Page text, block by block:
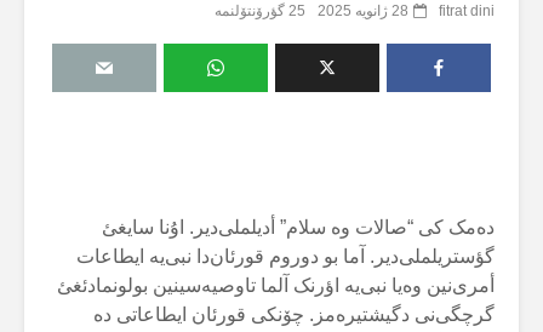
fitrat dini 28 ژانویه 2025 25 گؤرۆنتۆلنمە
دەمک کی “صالات وە سلام” أدیلملی‌دیر. اۇنا سایغئ
گؤستریلملی‌دیر. آما بو دوروم قورئان‌دا نبی‌یە ایطاعات
أمری‌نین وەیا نبی‌یە اؤرنک آلما تاوصیەسینین بولونمادئغئ
گرچگی‌نی دگیشتیرەمز. چۆنکی قورئان ایطاعاتی دە